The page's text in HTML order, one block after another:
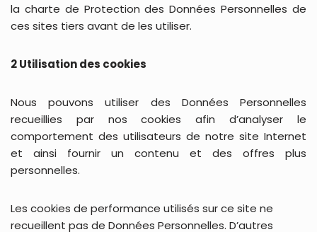
la charte de Protection des Données Personnelles de
ces sites tiers avant de les utiliser.
2 Utilisation des cookies
Nous pouvons utiliser des Données Personnelles
recueillies par nos cookies afin d’analyser le
comportement des utilisateurs de notre site Internet
et ainsi fournir un contenu et des offres plus
personnelles.
Les cookies de performance utilisés sur ce site ne
recueillent pas de Données Personnelles. D’autres